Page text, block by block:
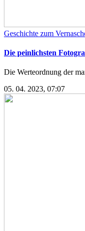
Geschichte zum
Die peinlichsten
Die Werteordnung der
05. 04. 2023, 07:07